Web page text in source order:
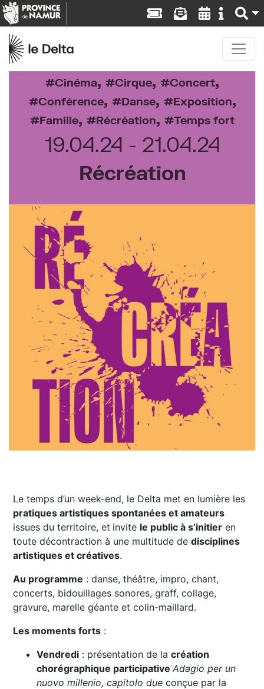
Cinéma, Cirque, Concert,
Conférence, Danse, Exposition,
Famille, Récréation, Temps fort
19.04.24
21.04.24
Récréation
Le temps d’un week-end, le Delta met en lumière les
pratiques artistiques spontanées et amateurs
issues du territoire, et invite le public à s’initier en
toute décontraction à une multitude dedisciplines
artistiques et créatives.
Au programme : danse, théâtre, impro, chant,
concerts, bidouillages sonores, graff, collage,
gravure, marelle géante et colin-maillard.
Les moments forts :
Vendredi : présentation de lacréation
chorégraphique participativeAdagio per un
nuovo millenio, capitolo due conçue par la